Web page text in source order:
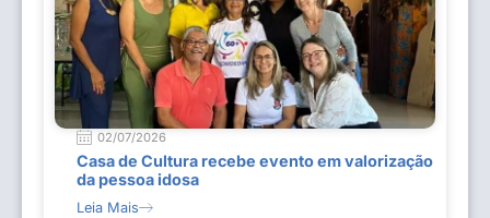
02/07/2026
Casa de Cultura recebe evento em valorização
da pessoa idosa
Leia Mais